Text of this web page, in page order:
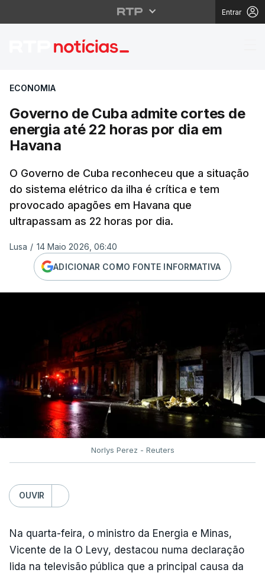
Entrar
Governo de Cuba
ECONOMIA
Governo de Cuba admite cortes de
energia até 22 horas por dia em
Havana
O Governo de Cuba reconheceu que a situação
do sistema elétrico da ilha é crítica e tem
provocado apagões em Havana que
ultrapassam as 22 horas por dia.
Lusa / 14 Maio 2026, 06:40
ADICIONAR COMO FONTE INFORMATIVA
Norlys Perez - Reuters
OUVIR
Na quarta-feira, o ministro da Energia e Minas,
Vicente de la O Levy, destacou numa declaração
lida na televisão pública que a principal causa da